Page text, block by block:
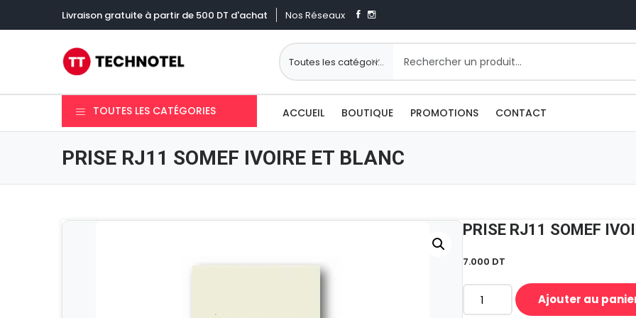
Livraison gratuite à partir de 500 DT d'achat Nos Réseaux
TOUTES LES CATÉGORIES ACCUEIL BOUTIQUE PROMOTIONS CONTACT
PRISE RJ11 SOMEF IVOIRE ET BLANC
PRISE RJ11 SOMEF
7.000 DT
quantité
Ajouter au